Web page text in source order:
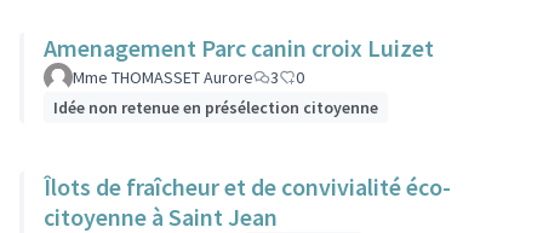
Amenagement Parc canin croix Luizet
Mme THOMASSET Aurore 3
0
Idée non retenue en présélection citoyenne
Îlots de fraîcheur et de convivialité éco-
citoyenne à Saint Jean